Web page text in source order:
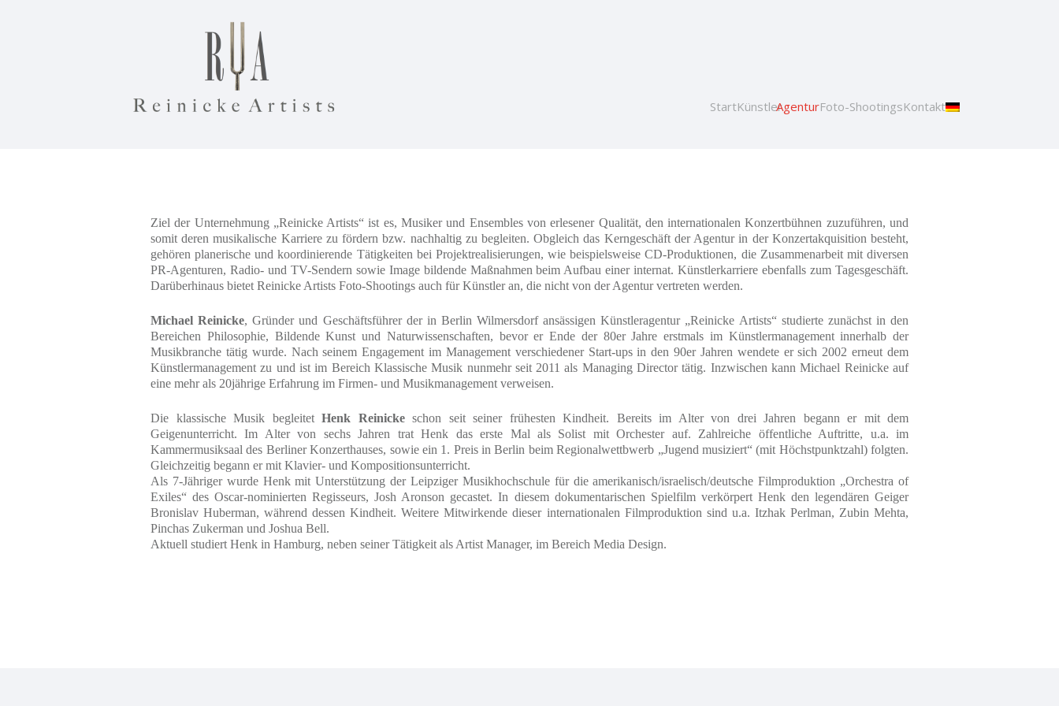
StartKünstlerAgenturFoto-ShootingsKontakt
Ziel der Unternehmung „Reinicke Artists“ ist es, Musiker und Ensembles von erlesener Qualität, den internationalen Konzertbühnen zuzuführen, und
somit deren musikalische Karriere zu fördern bzw. nachhaltig zu begleiten. Obgleich das Kerngeschäft der Agentur in der Konzertakquisition besteht,
gehören planerische und koordinierende Tätigkeiten bei Projektrealisierungen, wie beispielsweise CD-Produktionen, die Zusammenarbeit mit diversen
PR-Agenturen, Radio- und TV-Sendern sowie Image bildende Maßnahmen beim Aufbau einer internat. Künstlerkarriere ebenfalls zum Tagesgeschäft.
Darüberhinaus bietet Reinicke Artists Foto-Shootings auch für Künstler an, die nicht von der Agentur vertreten werden.
Michael Reinicke, Gründer und Geschäftsführer der in Berlin Wilmersdorf ansässigen Künstleragentur „Reinicke Artists“ studierte zunächst in den
Bereichen Philosophie, Bildende Kunst und Naturwissenschaften, bevor er Ende der 80er Jahre erstmals im Künstlermanagement innerhalb der
Musikbranche tätig wurde. Nach seinem Engagement im Management verschiedener Start-ups in den 90er Jahren wendete er sich 2002 erneut dem
Künstlermanagement zu und ist im Bereich Klassische Musik nunmehr seit 2011 als Managing Director tätig. Inzwischen kann Michael Reinicke auf
eine mehr als 20jährige Erfahrung im Firmen- und Musikmanagement verweisen.
Die klassische Musik begleitet Henk Reinickeschon seit seiner frühesten Kindheit. Bereits im Alter von drei Jahren begann er mit dem
Geigenunterricht. Im Alter von sechs Jahren trat Henk das erste Mal als Solist mit Orchester auf. Zahlreiche öffentliche Auftritte, u.a. im
Kammermusiksaal des Berliner Konzerthauses, sowie ein 1. Preis in Berlin beim Regionalwettbwerb „Jugend musiziert“ (mit Höchstpunktzahl) folgten.
Gleichzeitig begann er mit Klavier- und Kompositionsunterricht.
Als 7-Jähriger wurde Henk mit Unterstützung der Leipziger Musikhochschule für die amerikanisch/israelisch/deutsche Filmproduktion „Orchestra of
Exiles“ des Oscar-nominierten Regisseurs, Josh Aronson gecastet. In diesem dokumentarischen Spielfilm verkörpert Henk den legendären Geiger
Bronislav Huberman, während dessen Kindheit. Weitere Mitwirkende dieser internationalen Filmproduktion sind u.a. Itzhak Perlman, Zubin Mehta,
Pinchas Zukerman und Joshua Bell.
Aktuell studiert Henk in Hamburg, neben seiner Tätigkeit als Artist Manager, im Bereich Media Design.